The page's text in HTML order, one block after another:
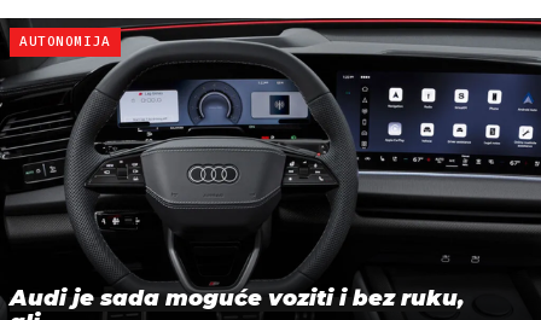
AUTONOMIJA
Audi je sada moguće voziti i bez ruku,